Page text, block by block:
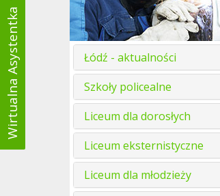
Łódź - aktualności
Szkoły policealne
Liceum dla dorosłych
Liceum eksternistyczne
Liceum dla młodzieży
Wirtualna Asystentka